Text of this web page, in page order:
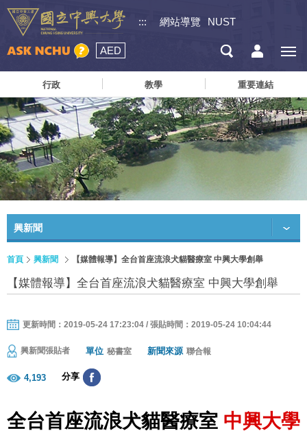
::: 網站導覽 NUST
AED
行政 教學 重要連結
興新聞
首頁 興新聞 【媒體報導】全台首座流浪犬貓醫療室 中興大學創舉
【媒體報導】全台首座流浪犬貓醫療室 中興大學創舉
更新時間：2019-05-24 17:23:04 / 張貼時間：2019-05-24 10:04:44
興新聞張貼者 單位 秘書室 新聞來源 聯合報
4,193 分享
全台首座流浪犬貓醫療室 中興大學